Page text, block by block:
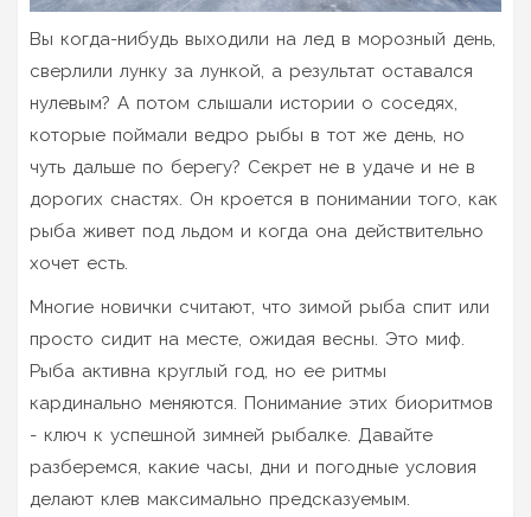
Вы когда-нибудь выходили на лед в морозный день,
сверлили лунку за лункой, а результат оставался
нулевым? А потом слышали истории о соседях,
которые поймали ведро рыбы в тот же день, но
чуть дальше по берегу? Секрет не в удаче и не в
дорогих снастях. Он кроется в понимании того, как
рыба живет под льдом и когда она действительно
хочет есть.
Многие новички считают, что зимой рыба спит или
просто сидит на месте, ожидая весны. Это миф.
Рыба активна круглый год, но ее ритмы
кардинально меняются. Понимание этих биоритмов
- ключ к успешной зимней рыбалке. Давайте
разберемся, какие часы, дни и погодные условия
делают клев максимально предсказуемым.